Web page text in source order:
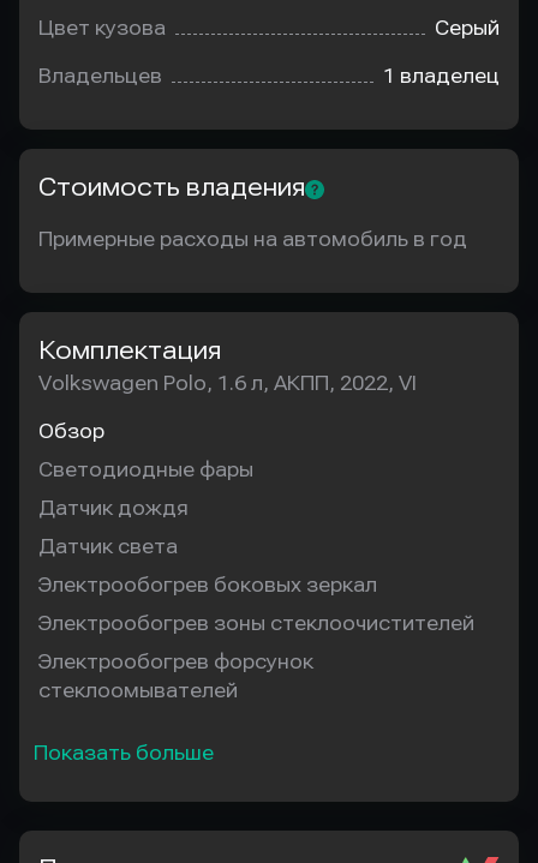
Цвет кузова Серый
Владельцев 1 владелец
Стоимость владения
Примерные расходы на автомобиль в год
Комплектация
Volkswagen Polo, 1.6 л, АКПП, 2022, VI
Обзор
Светодиодные фары
Датчик дождя
Датчик света
Электрообогрев боковых зеркал
Электрообогрев зоны стеклоочистителей
Электрообогрев форсунок
стеклоомывателей
Показать больше